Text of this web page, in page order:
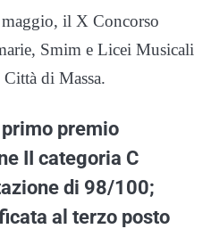
il X Concorso
Smim e Licei Musicali
di Massa.
premio
II categoria C
di 98/100;
al terzo posto